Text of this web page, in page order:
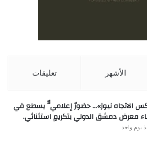
الأشهر تعليقات
الاتجاه نيوز»… حضورٌ إعلاميٌّ يسطع في
معرض دمشق الدولي بتكريمٍ استثنائي.
يوم واحد